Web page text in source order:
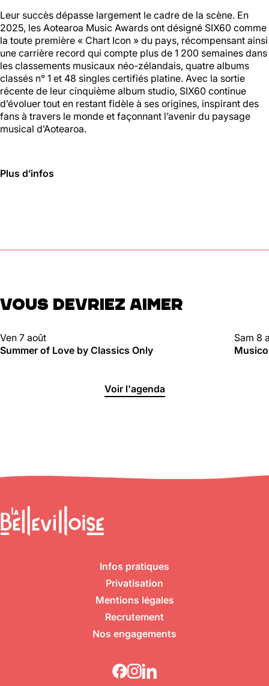
En savoir plus
Le Toit
Lun, Mar, Mer, Jeu, Ven : 17h -
00h00
Sam, Dim : 15h00 - 00h00
Lun, Mar : Fermé
Leur succès dépasse largement le cadre de la scène. En
2025, les Aotearoa Music Awards ont désigné SIX60 comme
la toute première « Chart Icon » du pays, récompensant ainsi
une carrière record qui compte plus de 1 200 semaines dans
les classements musicaux néo-zélandais, quatre albums
classés n° 1 et 48 singles certifiés platine. Avec la sortie
récente de leur cinquième album studio, SIX60 continue
d’évoluer tout en restant fidèle à ses origines, inspirant des
fans à travers le monde et façonnant l’avenir du paysage
musical d’Aotearoa.
Plus d’infos
VOUS DEVRIEZ AIMER
CLUBBING
Ven 7 août
Summer of Love by Classics Only
Sam 8
Voir l'agenda
Infos pratiques
Privatisation
Mentions légales
Recrutement
Nos engagements